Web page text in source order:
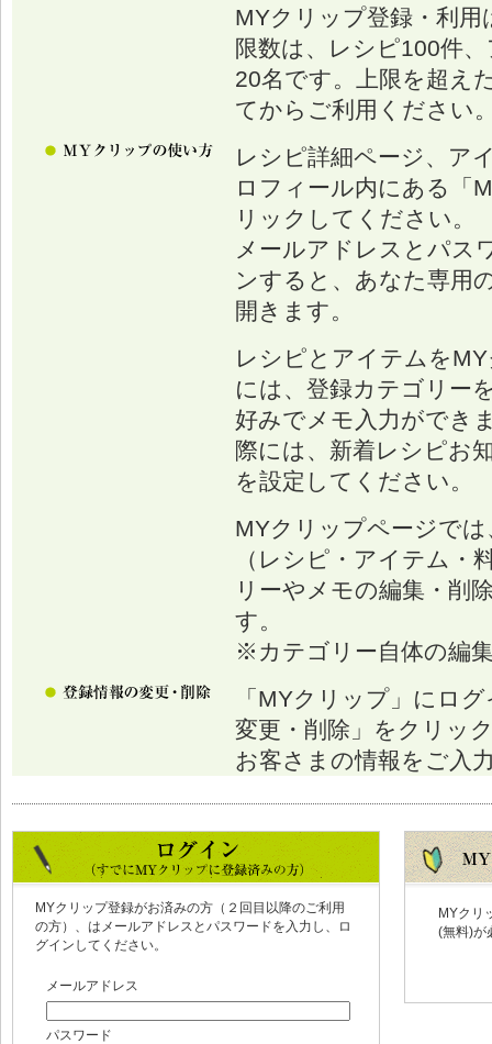
MYクリップ登録・利
限数は、レシピ100件
20名です。上限を超え
てからご利用ください
レシピ詳細ページ、ア
ロフィール内にある「
リックしてください。
メールアドレスとパス
ンすると、あなた専用
開きます。
レシピとアイテムを
には、登録カテゴリー
好みでメモ入力ができ
際には、新着レシピお
を設定してください。
MYクリップページで
（レシピ・アイテム・
リーやメモの編集・削
す。
※カテゴリー自体の編
「MYクリップ」にロ
変更・削除」をクリッ
お客さまの情報をご入
MYクリップ登録がお済みの方（２回目以降のご利用
の方）、はメールアドレスとパスワードを入力し、ロ
グインしてください。
メールアドレス
パスワード
MYクリ
(無料)が